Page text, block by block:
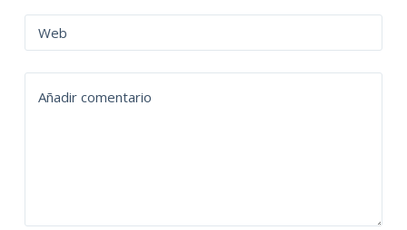
Web
Añadir comentario
a
t